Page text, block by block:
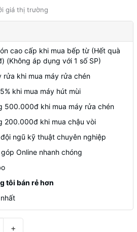
giá thị trường
cao cấp khi mua bếp từ (Hết quà
(Không áp dụng với 1 số SP)
rửa khi mua máy rửa chén
khi mua máy hút mùi
500.000đ khi mua máy rửa chén
200.000đ khi mua chậu vòi
ngũ kỹ thuật chuyên nghiệp
Online nhanh chóng
tôi bán rẻ hơn
+